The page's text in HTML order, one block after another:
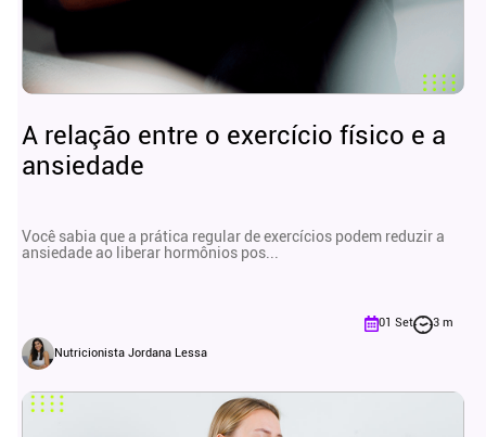
A relação entre o exercício físico e a
ansiedade
Você sabia que a prática regular de exercícios podem reduzir a
ansiedade ao liberar hormônios pos...
Nutricionista Jordana Lessa
01 Set 3 m